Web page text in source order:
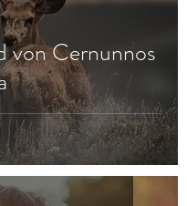
von Cernunnos